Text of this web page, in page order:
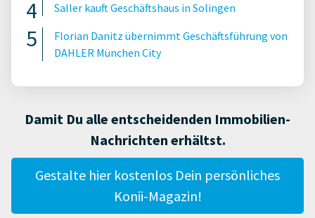
Saller kauft Geschäftshaus in Solingen
Florian Danitz übernimmt Geschäftsführung von
DAHLER München City
Damit Du alle entscheidenden Immobilien-
Nachrichten erhältst.
Gestalte hier kostenlos Dein persönliches
Konii-Magazin!